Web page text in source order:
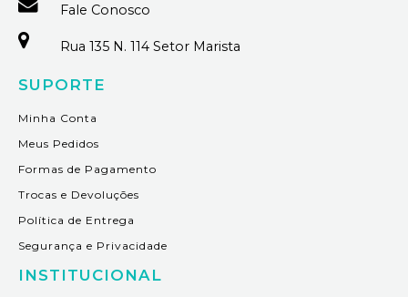
Fale Conosco
Rua 135 N. 114 Setor Marista
SUPORTE
Minha Conta
Meus Pedidos
Formas de Pagamento
Trocas e Devoluções
Política de Entrega
Segurança e Privacidade
INSTITUCIONAL